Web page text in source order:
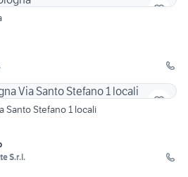
Santo Stefano 1 locali
S.r.l.